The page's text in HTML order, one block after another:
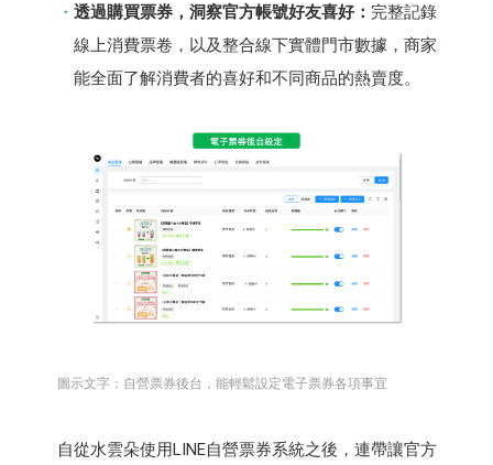
透過購買票券，洞察官方帳號好友喜好： 完整記錄
線上消費票卷，以及整合線下實體門市數據，商家
能全面了解消費者的喜好和不同商品的熱賣度。
圖示文字：自營票券後台，能輕鬆設定電子票券各項事宜
自從水雲朵使用LINE自營票券系統之後，連帶讓官方